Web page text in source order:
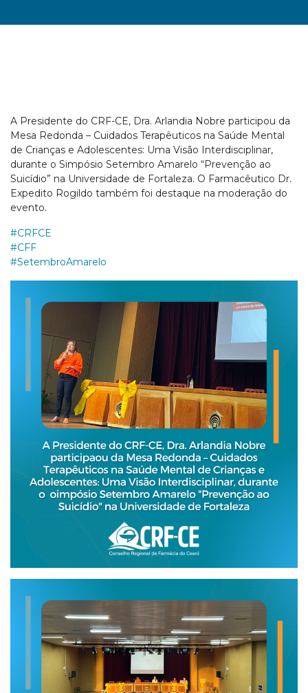
A Presidente do CRF-CE, Dra. Arlandia Nobre participou da
Mesa Redonda – Cuidados Terapêuticos na Saúde Mental
de Crianças e Adolescentes: Uma Visão Interdisciplinar,
durante o Simpósio Setembro Amarelo “Prevenção ao
Suicídio” na Universidade de Fortaleza. O Farmacêutico Dr.
Expedito Rogildo também foi destaque na moderação do
evento.
#CRFCE
#CFF
#SetembroAmarelo